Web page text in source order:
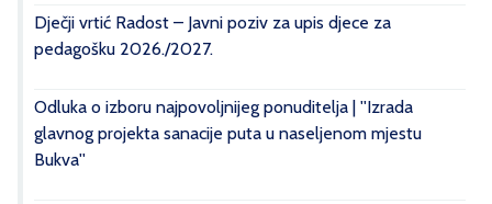
Dječji vrtić Radost – Javni poziv za upis djece za
pedagošku 2026./2027.
Odluka o izboru najpovoljnijeg ponuditelja | ''Izrada
glavnog projekta sanacije puta u naseljenom mjestu
Bukva''